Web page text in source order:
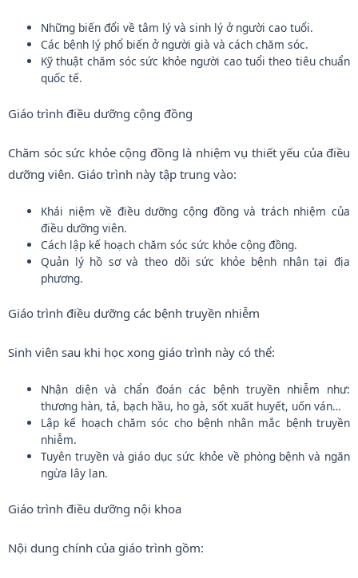
Những biến đổi về tâm lý và sinh lý ở người cao tuổi.
Các bệnh lý phổ biến ở người già và cách chăm sóc.
Kỹ thuật chăm sóc sức khỏe người cao tuổi theo tiêu chuẩn
quốc tế.
Giáo trình điều dưỡng cộng đồng
Chăm sóc sức khỏe cộng đồng là nhiệm vụ thiết yếu của điều
dưỡng viên. Giáo trình này tập trung vào:
Khái niệm về điều dưỡng cộng đồng và trách nhiệm của
điều dưỡng viên.
Cách lập kế hoạch chăm sóc sức khỏe cộng đồng.
Quản lý hồ sơ và theo dõi sức khỏe bệnh nhân tại địa
phương.
Giáo trình điều dưỡng các bệnh truyền nhiễm
Sinh viên sau khi học xong giáo trình này có thể:
Nhận diện và chẩn đoán các bệnh truyền nhiễm như:
thương hàn, tả, bạch hầu, ho gà, sốt xuất huyết, uốn ván…
Lập kế hoạch chăm sóc cho bệnh nhân mắc bệnh truyền
nhiễm.
Tuyên truyền và giáo dục sức khỏe về phòng bệnh và ngăn
ngừa lây lan.
Giáo trình điều dưỡng nội khoa
Nội dung chính của giáo trình gồm: